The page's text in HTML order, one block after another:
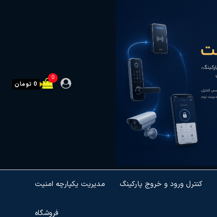
0
0 تومان
مدیریت یکپارچه امنیت کنترل ورود و خروج پارکینگ
فروشگاه